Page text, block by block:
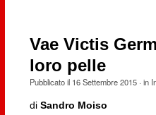
Vae Victis
loro pelle
Pubblicato il 16 Settembre 2015· in
di Sandro Moiso